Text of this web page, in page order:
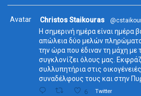
Avatar Christos Staikouras
Η σημερινή ημέρα είναι ημέρα
απώλεια δύο μελών
την ώρα που έδιναν τη μάχη με
συγκλονίζει όλους μας.
συλλυπητήρια στις
συναδέλφους τους και στην
6 Twitter